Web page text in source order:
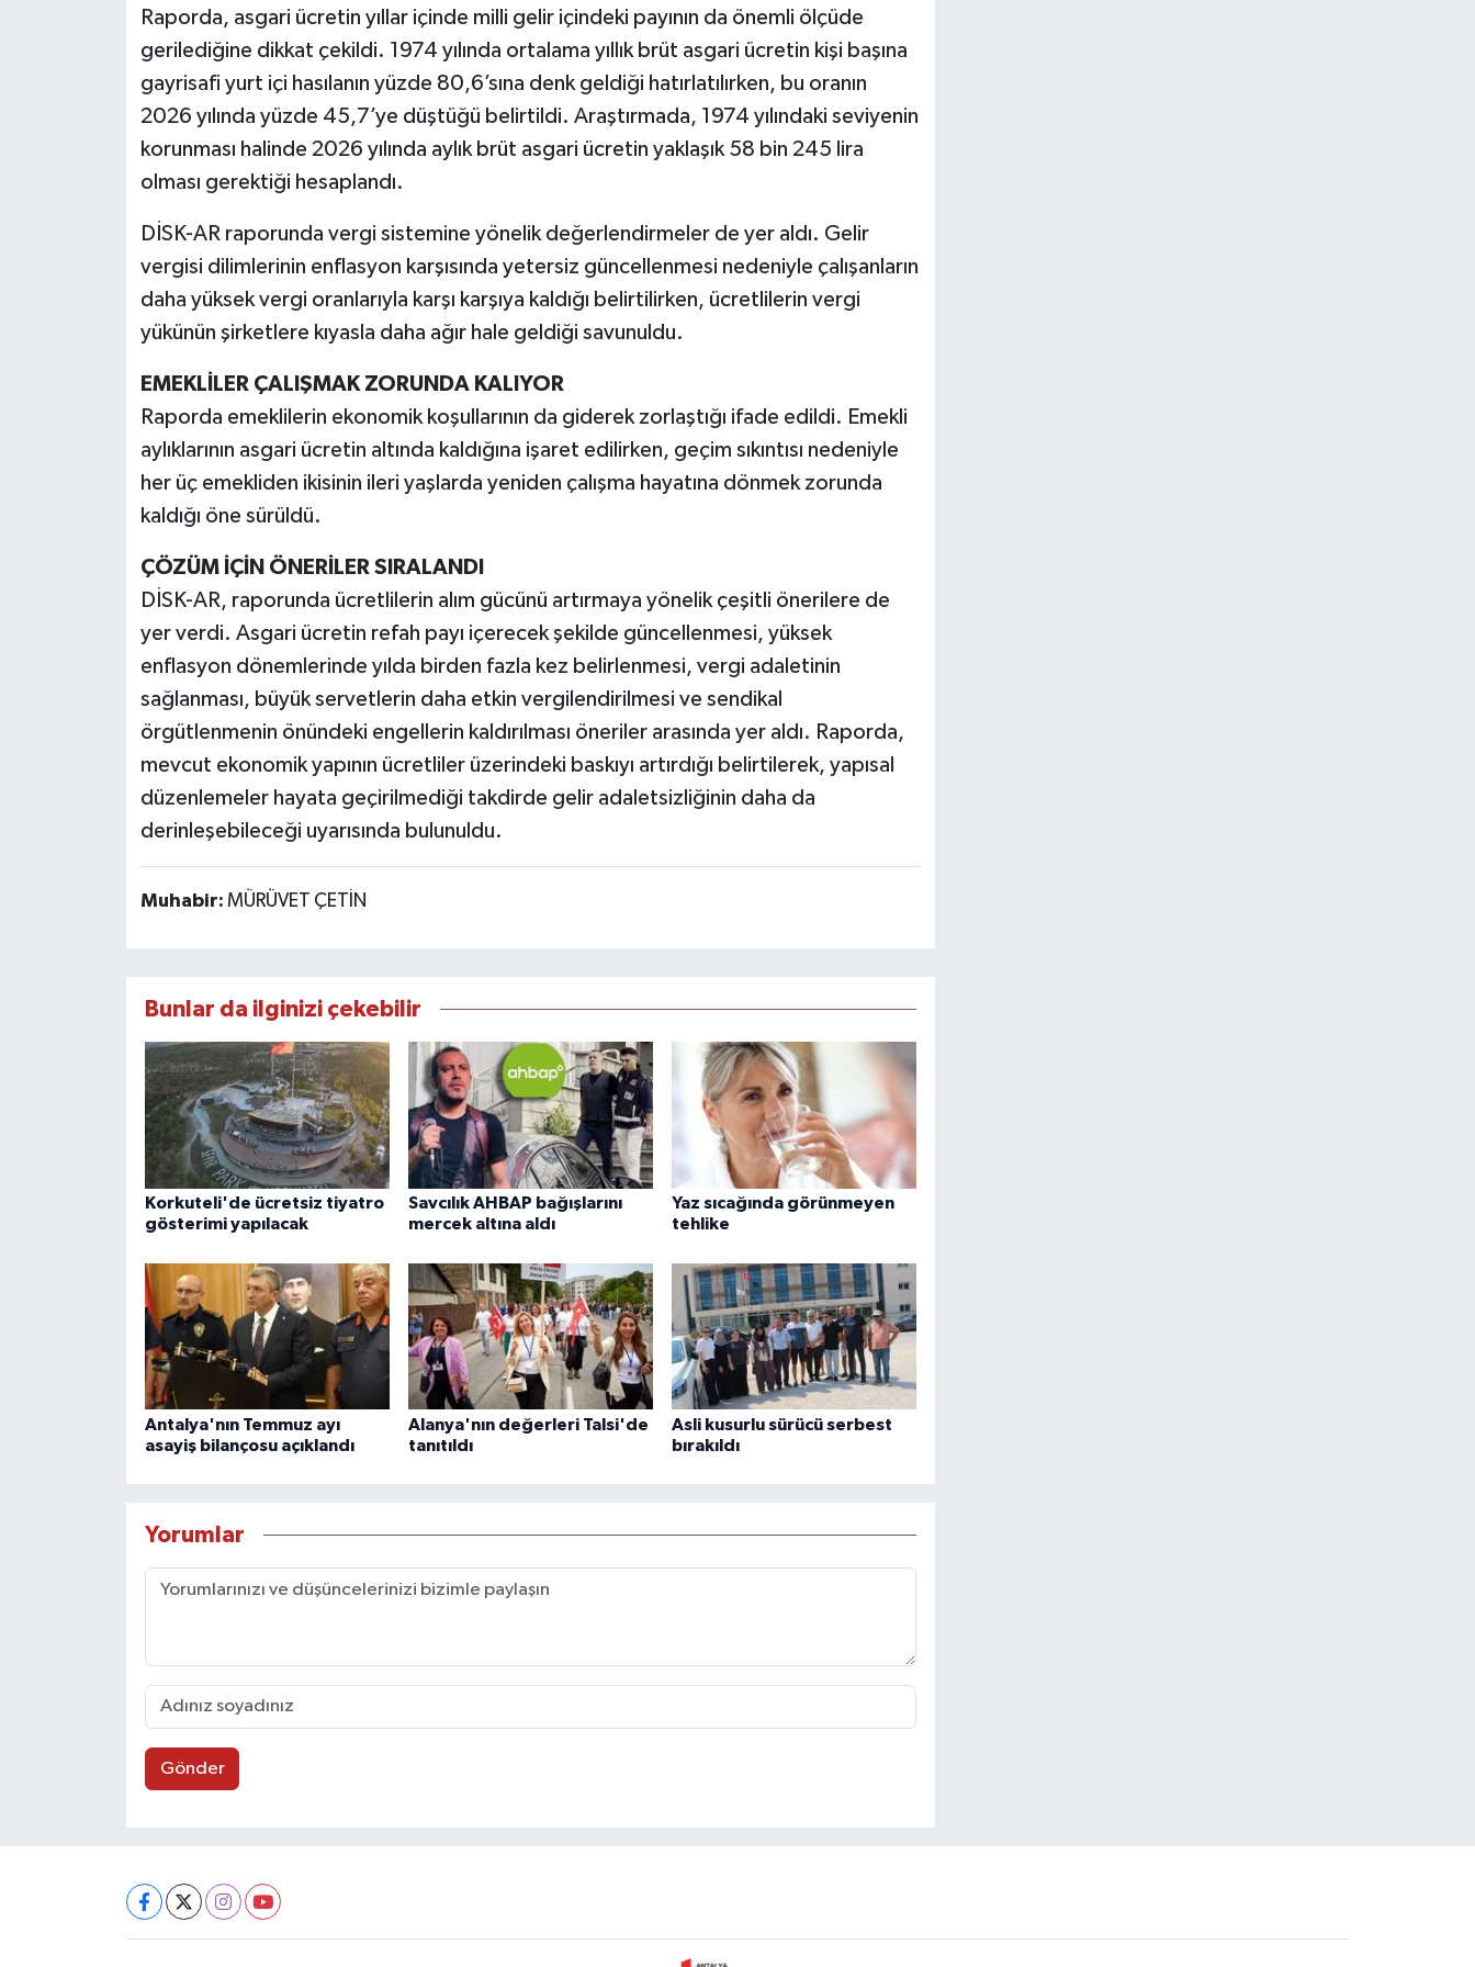
Raporda, asgari ücretin yıllar içinde milli gelir içindeki payının da önemli ölçüde
gerilediğine dikkat çekildi. 1974 yılında ortalama yıllık brüt asgari ücretin kişi başına
gayrisafi yurt içi hasılanın yüzde 80,6’sına denk geldiği hatırlatılırken, bu oranın
2026 yılında yüzde 45,7’ye düştüğü belirtildi. Araştırmada, 1974 yılındaki seviyenin
korunması halinde 2026 yılında aylık brüt asgari ücretin yaklaşık 58 bin 245 lira
olması gerektiği hesaplandı.
DİSK-AR raporunda vergi sistemine yönelik değerlendirmeler de yer aldı. Gelir
vergisi dilimlerinin enflasyon karşısında yetersiz güncellenmesi nedeniyle çalışanların
daha yüksek vergi oranlarıyla karşı karşıya kaldığı belirtilirken, ücretlilerin vergi
yükünün şirketlere kıyasla daha ağır hale geldiği savunuldu.
EMEKLİLER ÇALIŞMAK ZORUNDA KALIYOR
Raporda emeklilerin ekonomik koşullarının da giderek zorlaştığı ifade edildi. Emekli
aylıklarının asgari ücretin altında kaldığına işaret edilirken, geçim sıkıntısı nedeniyle
her üç emekliden ikisinin ileri yaşlarda yeniden çalışma hayatına dönmek zorunda
kaldığı öne sürüldü.
ÇÖZÜM İÇİN ÖNERİLER SIRALANDI
DİSK-AR, raporunda ücretlilerin alım gücünü artırmaya yönelik çeşitli önerilere de
yer verdi. Asgari ücretin refah payı içerecek şekilde güncellenmesi, yüksek
enflasyon dönemlerinde yılda birden fazla kez belirlenmesi, vergi adaletinin
sağlanması, büyük servetlerin daha etkin vergilendirilmesi ve sendikal
örgütlenmenin önündeki engellerin kaldırılması öneriler arasında yer aldı. Raporda,
mevcut ekonomik yapının ücretliler üzerindeki baskıyı artırdığı belirtilerek, yapısal
düzenlemeler hayata geçirilmediği takdirde gelir adaletsizliğinin daha da
derinleşebileceği uyarısında bulunuldu.
Muhabir: MÜRÜVET ÇETİN
Bunlar da ilginizi çekebilir
Korkuteli'de ücretsiz tiyatro
gösterimi yapılacak
Savcılık AHBAP bağışlarını
mercek altına aldı
Yaz sıcağında görünmeyen
tehlike
Antalya'nın Temmuz ayı
asayiş bilançosu açıklandı
Alanya'nın değerleri Talsi'de
tanıtıldı
Asli kusurlu sürücü serbest
bırakıldı
Yorumlar
Gönder